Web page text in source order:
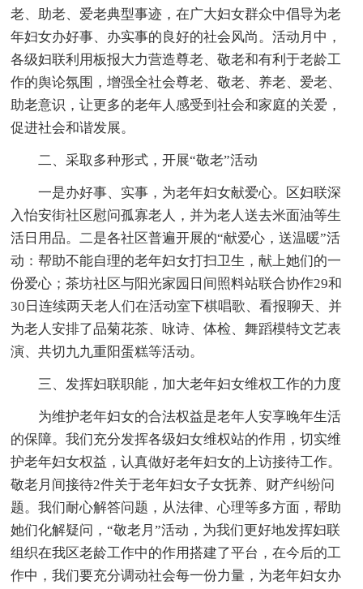
老、助老、爱老典型事迹，在广大妇女群众中倡导为老
年妇女办好事、办实事的良好的社会风尚。活动月中，
各级妇联利用板报大力营造尊老、敬老和有利于老龄工
作的舆论氛围，增强全社会尊老、敬老、养老、爱老、
助老意识，让更多的老年人感受到社会和家庭的关爱，
促进社会和谐发展。
二、采取多种形式，开展“敬老”活动
一是办好事、实事，为老年妇女献爱心。区妇联深
入怡安街社区慰问孤寡老人，并为老人送去米面油等生
活日用品。二是各社区普遍开展的“献爱心，送温暖”活
动：帮助不能自理的老年妇女打扫卫生，献上她们的一
份爱心；茶坊社区与阳光家园日间照料站联合协作29和
30日连续两天老人们在活动室下棋唱歌、看报聊天、并
为老人安排了品菊花茶、咏诗、体检、舞蹈模特文艺表
演、共切九九重阳蛋糕等活动。
三、发挥妇联职能，加大老年妇女维权工作的力度
为维护老年妇女的合法权益是老年人安享晚年生活
的保障。我们充分发挥各级妇女维权站的作用，切实维
护老年妇女权益，认真做好老年妇女的上访接待工作。
敬老月间接待2件关于老年妇女子女抚养、财产纠纷问
题。我们耐心解答问题，从法律、心理等多方面，帮助
她们化解疑问，“敬老月”活动，为我们更好地发挥妇联
组织在我区老龄工作中的作用搭建了平台，在今后的工
作中，我们要充分调动社会每一份力量，为老年妇女办